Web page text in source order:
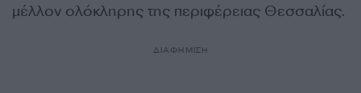
μέλλον ολόκληρης της περιφέρειας Θεσσαλίας.
ΔΙΑΦΗΜΙΣΗ